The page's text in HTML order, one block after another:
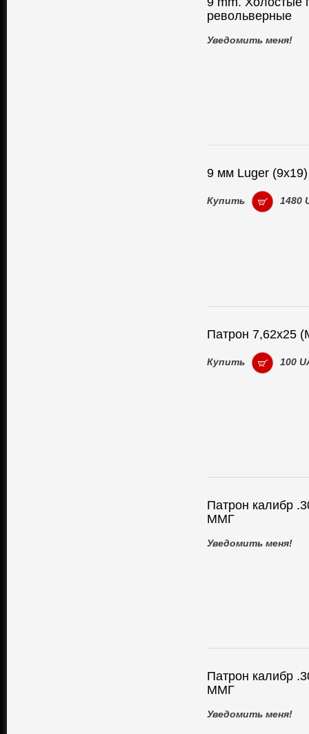
револьверные
Уведомить меня!
9 мм Luger
Купить 1480
Патрон 7,62х25
Купить 100
Патрон калибр
ММГ
Уведомить меня!
Патрон калибр
ММГ
Уведомить меня!